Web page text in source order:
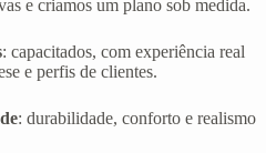
e criamos um plano sob medida.
: capacitados, com experiência real
e perfis de clientes.
: durabilidade, conforto e realismo